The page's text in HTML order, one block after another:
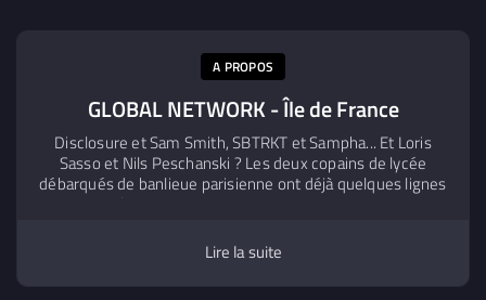
A PROPOS
GLOBAL NETWORK - Île de France
Disclosure et Sam Smith, SBTRKT et Sampha... Et Loris
Sasso et Nils Peschanski ? Les deux copains de lycée
débarqués de banlieue parisienne ont déjà quelques lignes
à leur CV (on a croisé le premier dans Air Bag One et le
où une voix de crooner rencontre des productions house.
Les influences gospel sont bien là, mais au service de la
danse, pour un live solaire où seules les machines
Lire la suite